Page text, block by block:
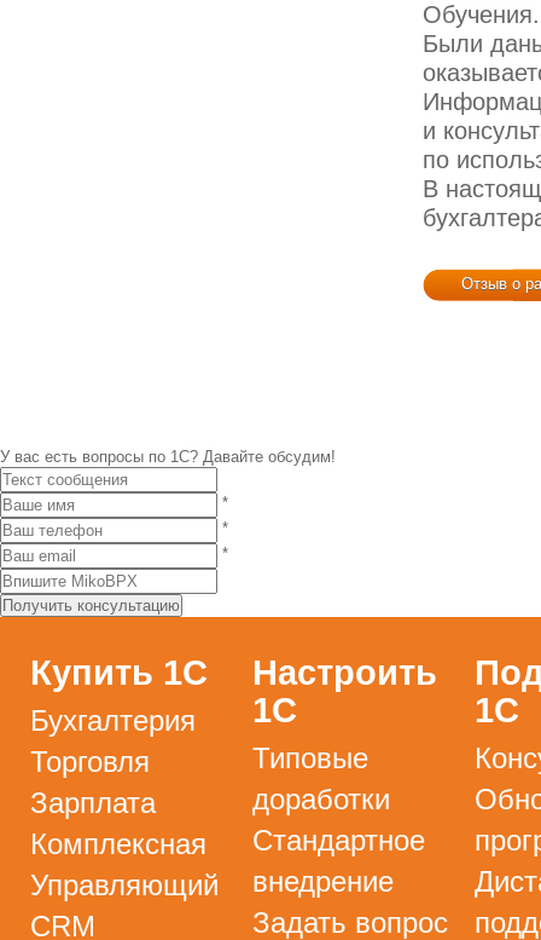
Обучения.
Были
и
по
В
Отзыв о
У вас есть вопросы по 1С? Давайте обсудим!
*
*
*
Купить 1С
Бухгалтерия
Торговля
Зарплата
Комплексная
Управляющий
CRM
Настроить
1С
Типовые
доработки
Стандартное
внедрение
Задать вопрос
1С